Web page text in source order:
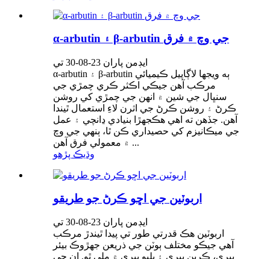
α-arbutin ۽ β-arbutin جي وچ ۾ فرق
ايڊمن پاران 23-08-30 تي
α-arbutin ۽ β-arbutin ٻه ويجها لاڳاپيل ڪيميائي
مرڪب آهن جيڪي اڪثر ڪري چمڙي جي
سنڀال جي شين ۾ انهن جي چمڙي کي روشن
ڪرڻ ۽ روشن ڪرڻ جي اثرن لاءِ استعمال ٿيندا
آهن. جڏهن ته اهي هڪجهڙا بنيادي ڍانچي ۽ عمل
جي ميڪانيزم کي حصيداري ڪن ٿا، ٻنهي جي وچ
۾ معمولي فرق آهن ...
وڌيڪ پڙهو
اربوٽين جي اڇو ڪرڻ جو طريقو
ايڊمن پاران 23-08-30 تي
اربوٽين هڪ قدرتي طور تي پيدا ٿيندڙ مرڪب
آهي جيڪو مختلف ٻوٽن جي ذريعن جهڙوڪ بيئر
بيري، ڪرين بيري ۽ بليو بيري ۾ ملي ٿو. ان جي